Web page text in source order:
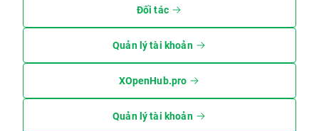
Đối tác
Quản lý tài khoản
XOpenHub.pro
Quản lý tài khoản